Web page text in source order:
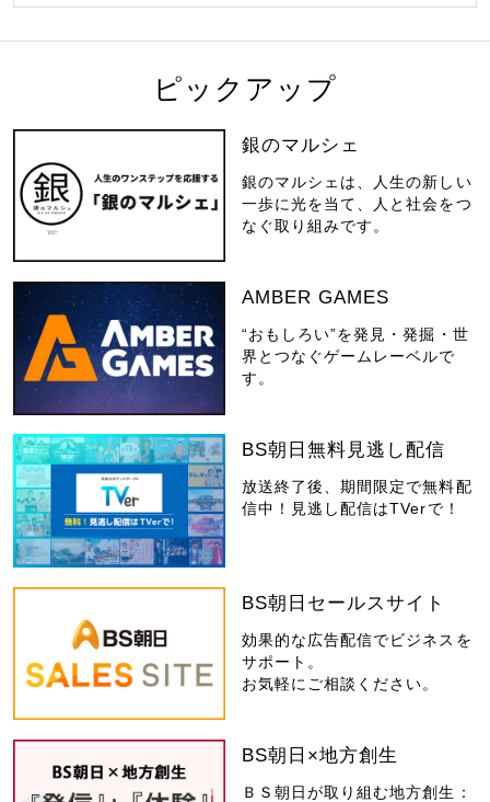
ピックアップ
銀のマルシェ
銀のマルシェは、人生の新しい
一歩に光を当て、人と社会をつ
なぐ取り組みです。
AMBER GAMES
“おもしろい”を発見・発掘・世
界とつなぐゲームレーベルで
す。
BS朝日無料見逃し配信
放送終了後、期間限定で無料配
信中！見逃し配信はTVerで！
BS朝日セールスサイト
効果的な広告配信でビジネスを
サポート。
お気軽にご相談ください。
BS朝日×地方創生
ＢＳ朝日が取り組む地方創生：